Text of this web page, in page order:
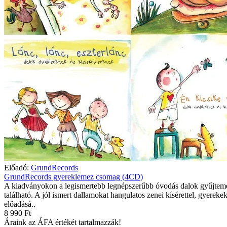
Előadó: GrundRecords
GrundRecords gyereklemez csomag (4CD)
A kiadványokon a legismertebb legnépszerűbb óvodás dalok
található. A jól ismert dallamokat hangulatos zenei kísérettel, gyerekek
előadásá..
8 990 Ft
Áraink az ÁFA értékét tartalmazzák!